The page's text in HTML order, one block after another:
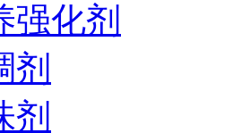
强化剂
剂
剂